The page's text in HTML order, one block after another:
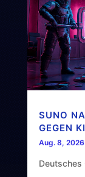
SUNO
EGEN KI-
Aug. 8, 2026
Deutsches